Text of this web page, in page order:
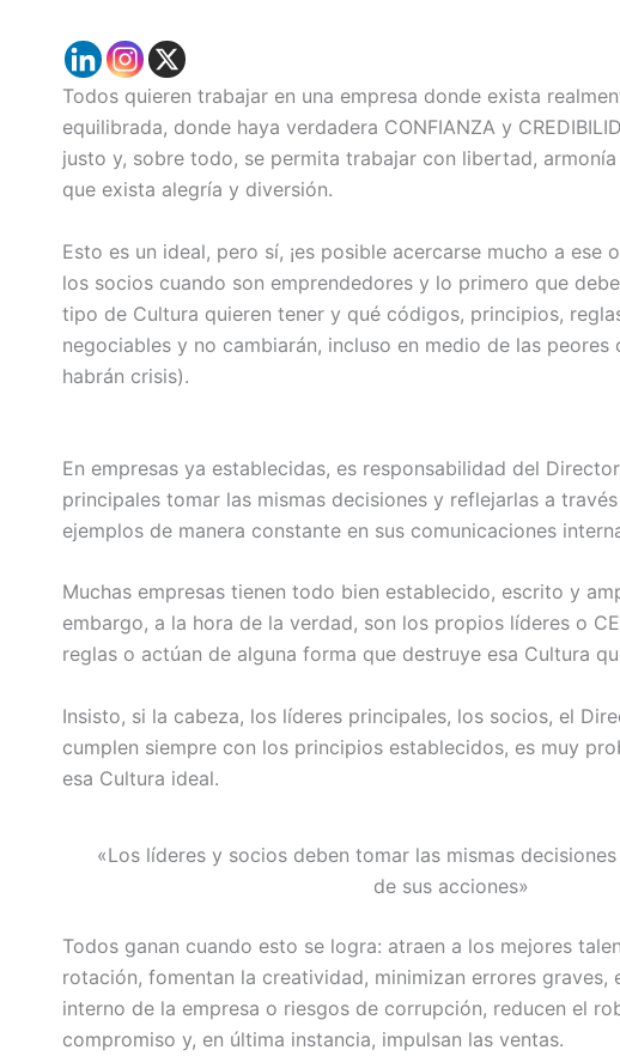
Todos quieren trabajar en una empresa donde exista
equilibrada, donde haya verdadera CONFIANZA y
justo y, sobre todo, se permita trabajar con libertad,
que exista alegría y diversión.
Esto es un ideal, pero sí, ¡es posible acercarse mucho a ese
los socios cuando son emprendedores y lo primero que
tipo de Cultura quieren tener y qué códigos, principios,
negociables y no cambiarán, incluso en medio de las peores
habrán crisis).
En empresas ya establecidas, es responsabilidad del
principales tomar las mismas decisiones y reflejarlas a
ejemplos de manera constante en sus comunicaciones
Muchas empresas tienen todo bien establecido, escrito y
embargo, a la hora de la verdad, son los propios líderes o
reglas o actúan de alguna forma que destruye esa Cultura
Insisto, si la cabeza, los líderes principales, los socios, el
cumplen siempre con los principios establecidos, es muy
esa Cultura ideal.
«Los líderes y socios deben tomar las mismas
de sus acciones»
Todos ganan cuando esto se logra: atraen a los mejores
rotación, fomentan la creatividad, minimizan errores graves,
interno de la empresa o riesgos de corrupción, reducen el
compromiso y, en última instancia, impulsan las ventas.